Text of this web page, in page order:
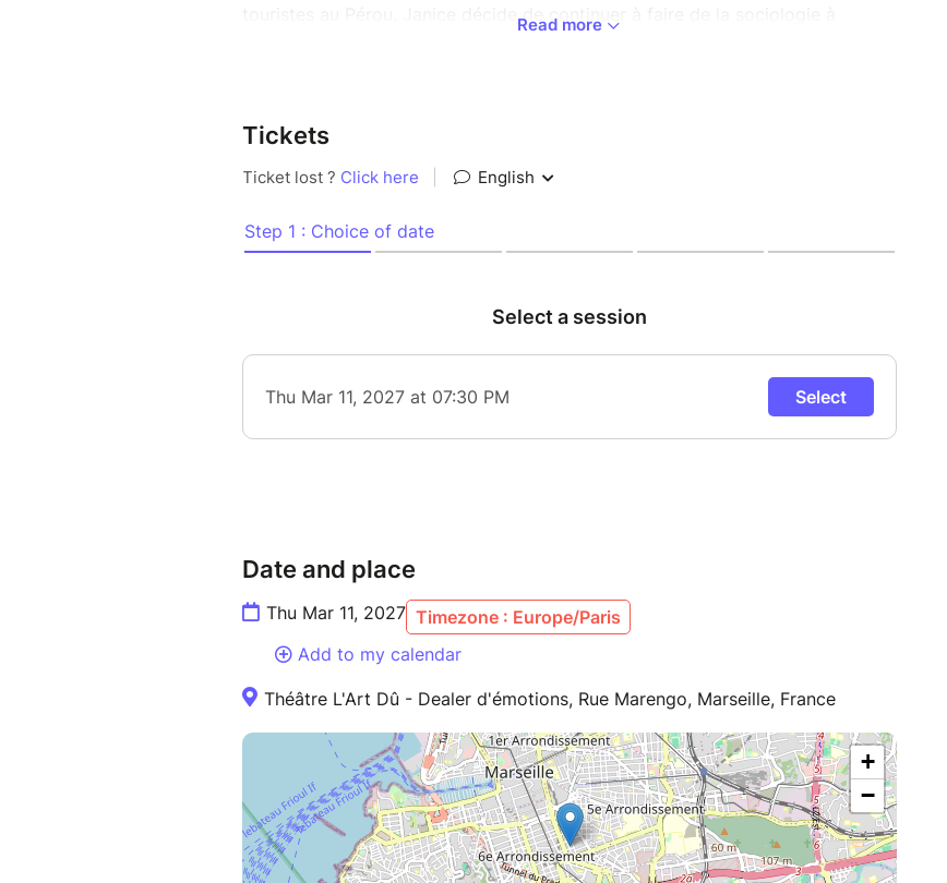
touristes au Pérou, Janice décide de continuer à faire de la sociologie à
Dans un spectacle situé entre l'intime et le collectif, elle aborde, de façon
autobiographique et avec une autodérision tranchante : l'hétérosexualité, la
misère sociale, la ruralité et ses non-dits, la grande bourgeoisie, les
Un spectacle engagé aux accents grolandais mais féministe où la satire
vie à des personnages ancrés dans le réel, qui soulèvent de plein fouet les
Elle y met du sien : c'est du lourd, mais ça ne se prend jamais au sérieux.
Read more
Tickets
Date and place
Thu Mar 11, 2027 Timezone : Europe/Paris
Add to my calendar
Théâtre L'Art Dû - Dealer d'émotions, Rue Marengo, Marseille, France
+
−